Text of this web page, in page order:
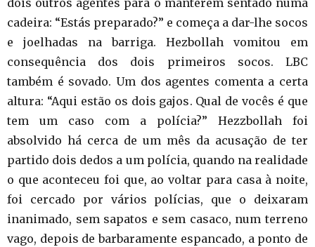
dois outros agentes para o manterem sentado numa
cadeira: “Estás preparado?” e começa a dar-lhe socos
e joelhadas na barriga. Hezbollah vomitou em
consequência dos dois primeiros socos. LBC
também é sovado. Um dos agentes comenta a certa
altura: “Aqui estão os dois gajos. Qual de vocês é que
tem um caso com a polícia?” Hezzbollah foi
absolvido há cerca de um mês da acusação de ter
partido dois dedos a um polícia, quando na realidade
o que aconteceu foi que, ao voltar para casa à noite,
foi cercado por vários polícias, que o deixaram
inanimado, sem sapatos e sem casaco, num terreno
vago, depois de barbaramente espancado, a ponto de